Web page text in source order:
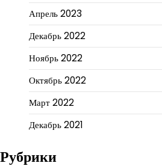
Апрель 2023
Декабрь 2022
Ноябрь 2022
Октябрь 2022
Март 2022
Декабрь 2021
Рубрики